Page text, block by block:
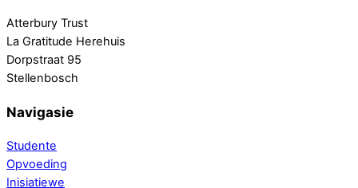
Atterbury Trust
La Gratitude Herehuis
Dorpstraat 95
Stellenbosch
Navigasie
Studente
Opvoeding
Inisiatiewe